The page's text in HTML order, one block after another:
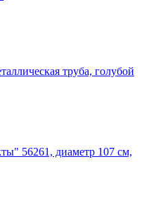
труба, голубой
56261, диаметр 107 см,